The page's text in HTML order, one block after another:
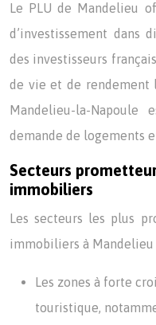
Le PLU de Mandelieu
d’investissement dans
des investisseurs
de vie et de rendement
Mandelieu-la-Napoule
demande de logements
Secteurs
immobiliers
Les secteurs les plus
immobiliers à Mandelieu
Les zones à forte
touristique,